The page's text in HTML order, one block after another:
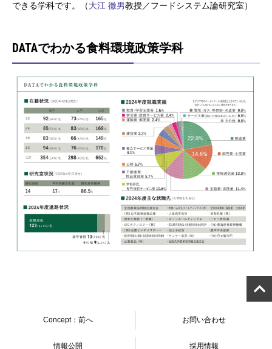
できる学科です。（大江 徹男教授／フードシステム論研究室）
DATAでわかる食料環境政策学科
Concept：前へ お問い合わせ
情報公開 採用情報